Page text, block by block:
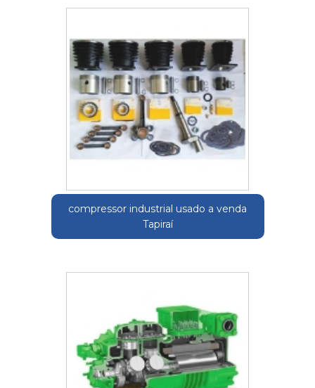
compressor industrial usado a venda
Tapiraí